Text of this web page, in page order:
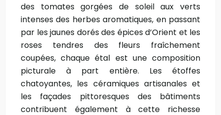
des tomates gorgées de soleil aux verts
intenses des herbes aromatiques, en passant
par les jaunes dorés des épices d’Orient et les
roses tendres des fleurs fraîchement
coupées, chaque étal est une composition
picturale à part entière. Les étoffes
chatoyantes, les céramiques artisanales et
les façades pittoresques des bâtiments
contribuent également à cette richesse